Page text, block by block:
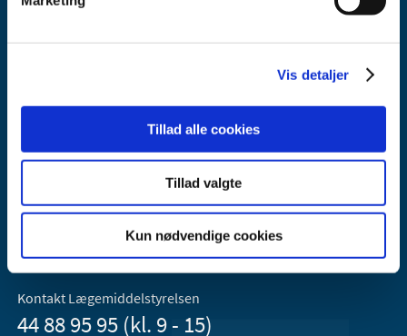
Vis detaljer
Tillad alle cookies
Tillad valgte
Kun nødvendige cookies
Lægemiddelstyrelsen
2300 København S
Lægemiddelstyrelsen er en del af
Sundheds- og Kirkeministeriet.
Kontakt Lægemiddelstyrelsen
44 88 95 95 (kl. 9 - 15)